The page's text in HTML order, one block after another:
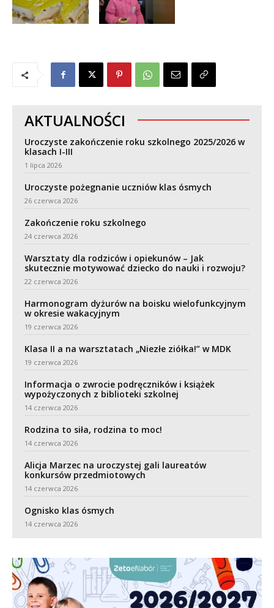
AKTUALNOŚCI
Uroczyste zakończenie roku szkolnego 2025/2026 w
klasach I-III
1 lipca 2026
Uroczyste pożegnanie uczniów klas ósmych
26 czerwca 2026
Zakończenie roku szkolnego
24 czerwca 2026
Warsztaty dla rodziców i opiekunów – Jak
skutecznie motywować dziecko do nauki i rozwoju?
22 czerwca 2026
Harmonogram dyżurów na boisku wielofunkcyjnym
w okresie wakacyjnym
19 czerwca 2026
Klasa II a na warsztatach „Niezłe ziółka!” w MDK
19 czerwca 2026
Informacja o zwrocie podręczników i książek
wypożyczonych z biblioteki szkolnej
14 czerwca 2026
Rodzina to siła, rodzina to moc!
14 czerwca 2026
Alicja Marzec na uroczystej gali laureatów
konkursów przedmiotowych
14 czerwca 2026
Ognisko klas ósmych
14 czerwca 2026